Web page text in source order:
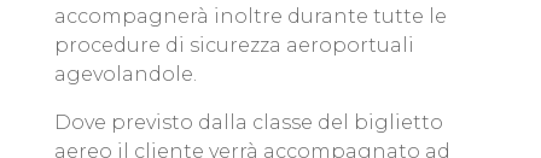
accompagnerà inoltre durante tutte le
procedure di sicurezza aeroportuali
agevolandole.
Dove previsto dalla classe del biglietto
aereo il cliente verrà accompagnato ad